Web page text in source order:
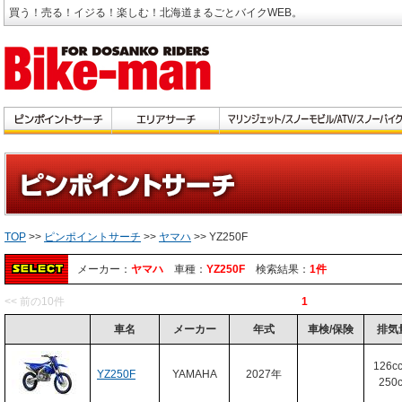
買う！売る！イジる！楽しむ！北海道まるごとバイクWEB。
TOP >> ピンポイントサーチ >> ヤマハ >> YZ250F
メーカー： ヤマハ 車種： YZ250F 検索結果： 1件
<< 前の10件 1
車名 メーカー 年式 車検/保険 排気
YZ250F YAMAHA 2027年